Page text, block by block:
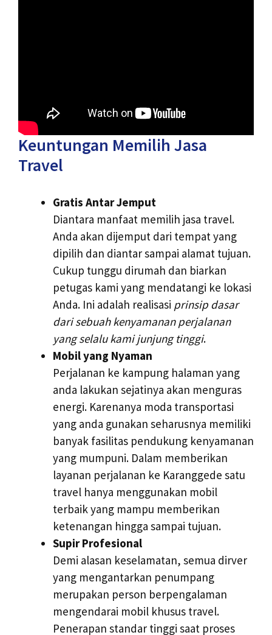
Keuntungan Memilih Jasa
Travel
Gratis Antar Jemput
Diantara manfaat memilih jasa travel.
Anda akan dijemput dari tempat yang
dipilih dan diantar sampai alamat tujuan.
Cukup tunggu dirumah dan biarkan
petugas kami yang mendatangi ke lokasi
Anda. Ini adalah realisasi prinsip dasar
dari sebuah kenyamanan perjalanan
yang selalu kami junjung tinggi.
Mobil yang Nyaman
Perjalanan ke kampung halaman yang
anda lakukan sejatinya akan menguras
energi. Karenanya moda transportasi
yang anda gunakan seharusnya memiliki
banyak fasilitas pendukung kenyamanan
yang mumpuni. Dalam memberikan
layanan perjalanan ke Karanggede satu
travel hanya menggunakan mobil
terbaik yang mampu memberikan
ketenangan hingga sampai tujuan.
Supir Profesional
Demi alasan keselamatan, semua dirver
yang mengantarkan penumpang
merupakan person berpengalaman
mengendarai mobil khusus travel.
Penerapan standar tinggi saat proses